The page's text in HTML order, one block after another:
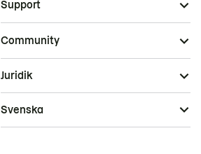
Support
Community
Juridik
Svenska